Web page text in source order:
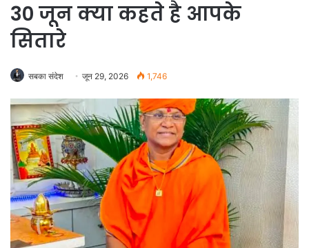
30 जून क्या कहते है आपके
सितारे
सबका संदेश जून 29, 2026 1,746